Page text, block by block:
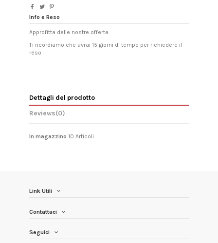
Info e Reso
Approfitta delle nostre offerte.
Ti ricordiamo che avrai 15 giorni di tempo per richiedere il
reso
Dettagli del prodotto
Reviews(0)
In magazzino 10 Articoli
Link Utili
Contattaci
Seguici